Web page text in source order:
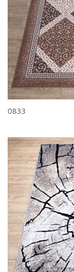
0833